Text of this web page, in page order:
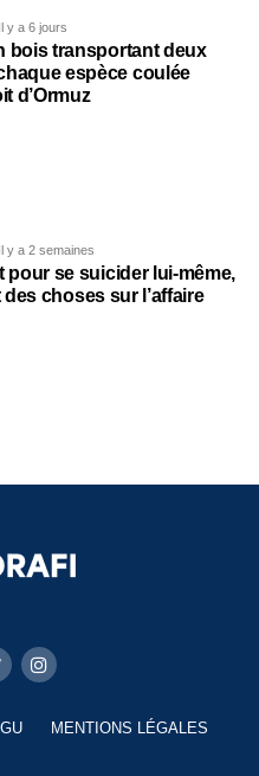
Il y a 6 jours
bois transportant deux
espèce coulée
d’Ormuz
Il y a 2 semaines
pour se suicider lui-même,
des choses sur l’affaire
MENTIONS LÉGALES